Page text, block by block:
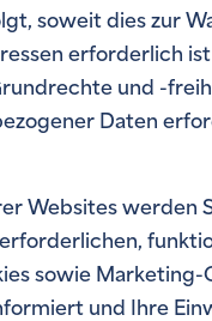
soweit dies zur
erforderlich
und -
Daten
Websites werden
sowie Marketing-
und Ihre